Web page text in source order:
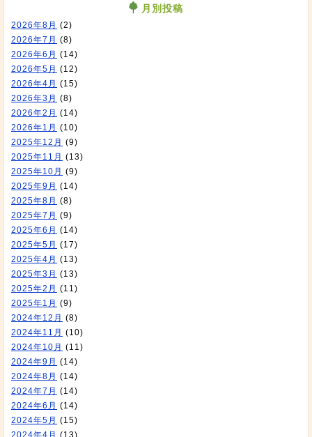
月別投稿
2026年8月 (2)
2026年7月 (8)
2026年6月 (14)
2026年5月 (12)
2026年4月 (15)
2026年3月 (8)
2026年2月 (14)
2026年1月 (10)
2025年12月 (9)
2025年11月 (13)
2025年10月 (9)
2025年9月 (14)
2025年8月 (8)
2025年7月 (9)
2025年6月 (14)
2025年5月 (17)
2025年4月 (13)
2025年3月 (13)
2025年2月 (11)
2025年1月 (9)
2024年12月 (8)
2024年11月 (10)
2024年10月 (11)
2024年9月 (14)
2024年8月 (14)
2024年7月 (14)
2024年6月 (14)
2024年5月 (15)
2024年4月 (13)